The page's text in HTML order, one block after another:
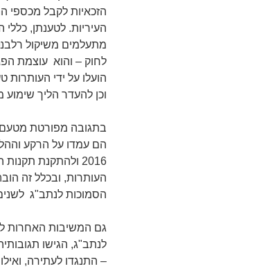
הזכאיות לקבל מכספי
העיריות. לטענתן,
לחוק – והוא עוצמת
הועלו על ידי
וכן להעדר הליך
2016 ולהתקנת
העותרות, ובכלל זה
הסמוכות לנתב"ג לשנים 2018-19, משקפים את העקרונות שנקבעו בחוק
גם המשיבות האחרות
לנתב"ג, הגישו
– התנגדו לעתירה,